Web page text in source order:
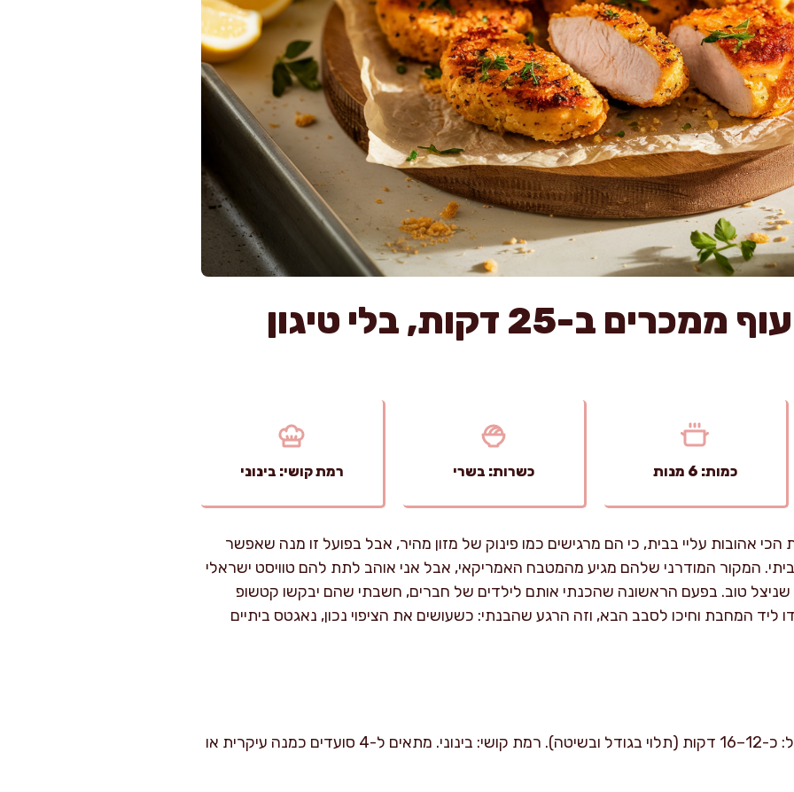
נאגטס פילה עוף ממכרים ב-25 דקות, בלי טיגון
כמות: 6 מנות כשרות: בשרי רמת קושי: בינוני
אהובות עליי בבית, כי הם מרגישים כמו פינוק של מזון מהיר, אבל בפועל זו מנה שאפשר
המקור המודרני שלהם מגיע מהמטבח האמריקאי, אבל אני אוהב לתת להם טוויסט ישראלי
שניצל טוב. בפעם הראשונה שהכנתי אותם לילדים של חברים, חשבתי שהם יבקשו קטשופ
ליד המחבת וחיכו לסבב הבא, וזה הרגע שהבנתי: כשעושים את הציפוי נכון, נאגטס ביתיים
זמן הכנה: כ-25 דקות. זמן בישול: כ-12–16 דקות (תלוי בגודל ובשיטה). רמת קושי: בינוני. מתאים ל-4 סועדים כמנה עיקרית או